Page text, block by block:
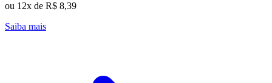
ou 12x de R$ 8,39
Saiba mais